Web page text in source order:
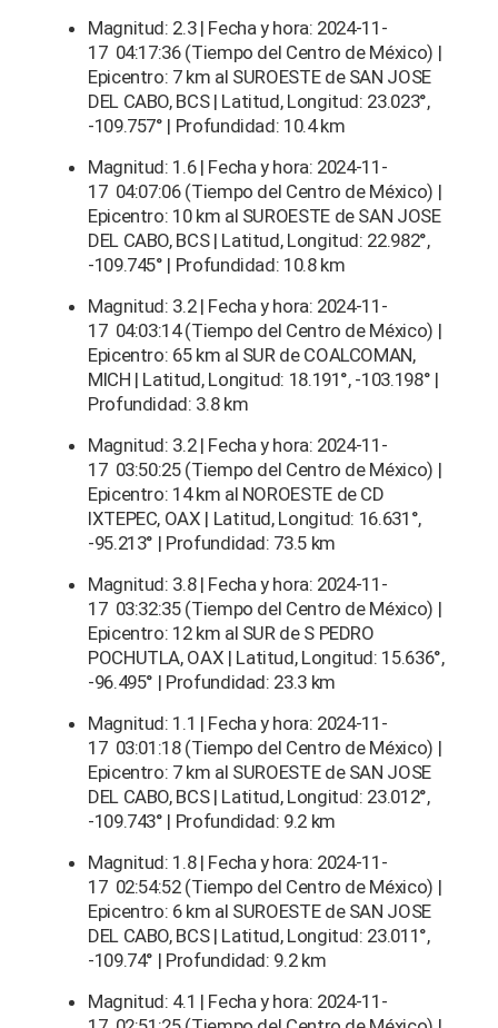
Magnitud: 2.3 | Fecha y hora: 2024-11-
17 04:17:36 (Tiempo del Centro de México) |
Epicentro: 7 km al SUROESTE de SAN JOSE
DEL CABO, BCS | Latitud, Longitud: 23.023°,
-109.757° | Profundidad: 10.4 km
Magnitud: 1.6 | Fecha y hora: 2024-11-
17 04:07:06 (Tiempo del Centro de México) |
Epicentro: 10 km al SUROESTE de SAN JOSE
DEL CABO, BCS | Latitud, Longitud: 22.982°,
-109.745° | Profundidad: 10.8 km
Magnitud: 3.2 | Fecha y hora: 2024-11-
17 04:03:14 (Tiempo del Centro de México) |
Epicentro: 65 km al SUR de COALCOMAN,
MICH | Latitud, Longitud: 18.191°, -103.198° |
Profundidad: 3.8 km
Magnitud: 3.2 | Fecha y hora: 2024-11-
17 03:50:25 (Tiempo del Centro de México) |
Epicentro: 14 km al NOROESTE de CD
IXTEPEC, OAX | Latitud, Longitud: 16.631°,
-95.213° | Profundidad: 73.5 km
Magnitud: 3.8 | Fecha y hora: 2024-11-
17 03:32:35 (Tiempo del Centro de México) |
Epicentro: 12 km al SUR de S PEDRO
POCHUTLA, OAX | Latitud, Longitud: 15.636°,
-96.495° | Profundidad: 23.3 km
Magnitud: 1.1 | Fecha y hora: 2024-11-
17 03:01:18 (Tiempo del Centro de México) |
Epicentro: 7 km al SUROESTE de SAN JOSE
DEL CABO, BCS | Latitud, Longitud: 23.012°,
-109.743° | Profundidad: 9.2 km
Magnitud: 1.8 | Fecha y hora: 2024-11-
17 02:54:52 (Tiempo del Centro de México) |
Epicentro: 6 km al SUROESTE de SAN JOSE
DEL CABO, BCS | Latitud, Longitud: 23.011°,
-109.74° | Profundidad: 9.2 km
Magnitud: 4.1 | Fecha y hora: 2024-11-